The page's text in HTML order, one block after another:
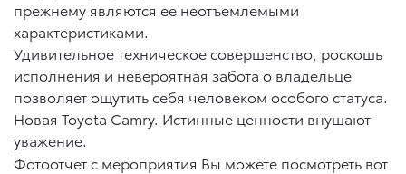
прежнему являются ее неотъемлемыми
характеристиками.
Удивительное техническое совершенство, роскошь
исполнения и невероятная забота о владельце
позволяет ощутить себя человеком особого статуса.
Новая Toyota Camry. Истинные ценности внушают
уважение.
Фотоотчет с мероприятия Вы можете посмотреть вот